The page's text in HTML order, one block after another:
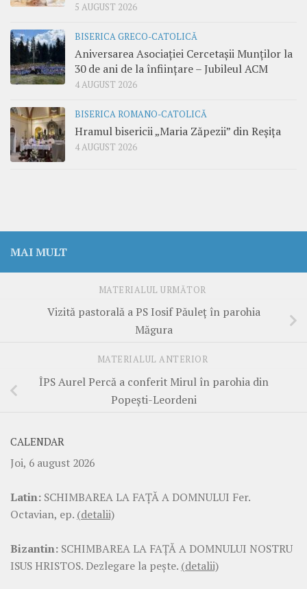
5 AUGUST 2026
BISERICA GRECO-CATOLICĂ
Aniversarea Asociației Cercetașii Munților la
30 de ani de la înființare – Jubileul ACM
4 AUGUST 2026
BISERICA ROMANO-CATOLICĂ
Hramul bisericii „Maria Zăpezii” din Reșița
4 AUGUST 2026
MAI MULT
MATERIALUL URMĂTOR
Vizită pastorală a PS Iosif Păuleț în parohia
Măgura
MATERIALUL ANTERIOR
ÎPS Aurel Percă a conferit Mirul în parohia din
Popești-Leordeni
CALENDAR
Joi, 6 august 2026
Latin: SCHIMBAREA LA FAŢĂ A DOMNULUI Fer.
Octavian, ep. (detalii)
Bizantin: SCHIMBAREA LA FAŢĂ A DOMNULUI NOSTRU
ISUS HRISTOS. Dezlegare la pește. (detalii)